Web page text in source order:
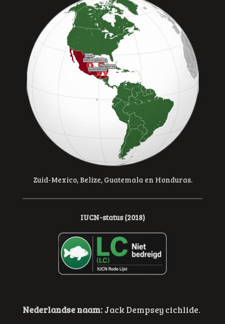
Zuid-Mexico, Belize, Guatemala en Honduras.
IUCN-status (2018)
Nederlandse naam:Jack Dempsey cichlide.